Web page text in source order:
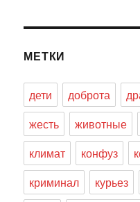
МЕТКИ
дети доброта
жесть
животные
климат
конфуз
криминал
курьез